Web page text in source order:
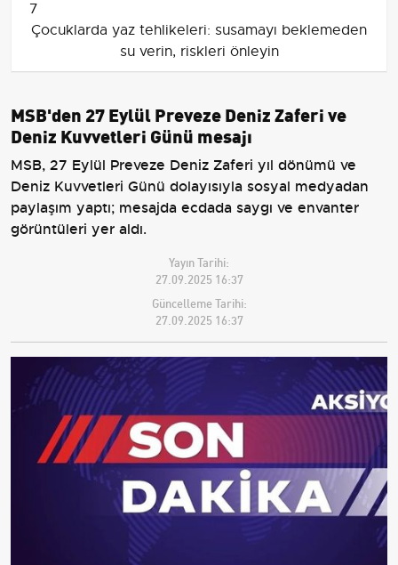
7
Çocuklarda yaz tehlikeleri: susamayı beklemeden
su verin, riskleri önleyin
MSB'den 27 Eylül Preveze Deniz Zaferi ve
Deniz Kuvvetleri Günü mesajı
MSB, 27 Eylül Preveze Deniz Zaferi yıl dönümü ve
Deniz Kuvvetleri Günü dolayısıyla sosyal medyadan
paylaşım yaptı; mesajda ecdada saygı ve envanter
görüntüleri yer aldı.
Yayın Tarihi:
27.09.2025 16:37
Güncelleme Tarihi:
27.09.2025 16:37